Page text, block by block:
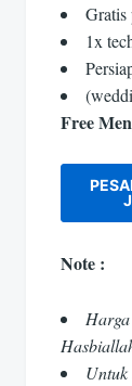
Gratis
1x
Free
Note :
Untuk